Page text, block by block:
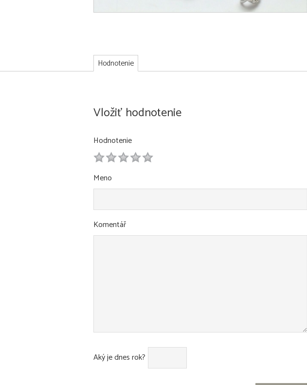
Hodnotenie
Vložiť hodnotenie
Hodnotenie
1
2 3 4
5
Meno
Komentář
Aký je dnes rok?